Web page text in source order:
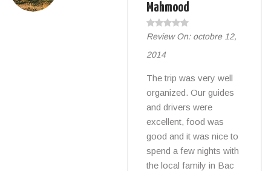
Mahmood
Review On: octobre 12,
2014
The trip was very well
organized. Our guides
and drivers were
excellent, food was
good and it was nice to
spend a few nights with
the local family in Bac